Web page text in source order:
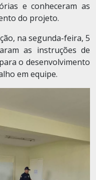
e conheceram as
do projeto.
na segunda-feira, 5
as instruções de
o desenvolvimento
em equipe.